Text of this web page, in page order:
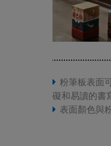
粉筆板表面
礙和易讀的書
表面顏色與